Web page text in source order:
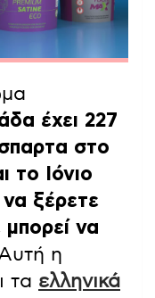
έχει 227
στο
το Ιόνιο
ξέρετε
να
η
τα ελληνικά